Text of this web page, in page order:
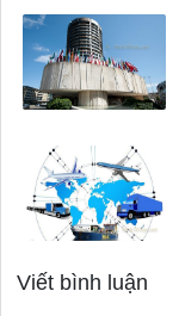
Viết bình luận